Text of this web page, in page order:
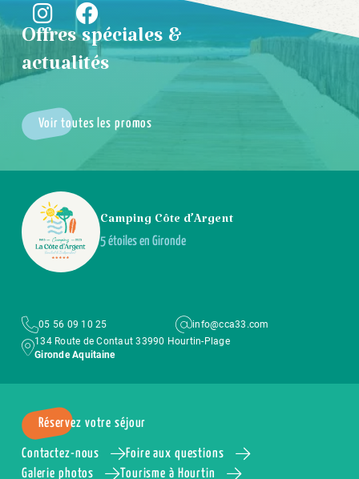
Offres spéciales &
actualités
Voir toutes les promos
Camping Côte d’Argent
5 étoiles en Gironde
05 56 09 10 25
info@cca33.com
134 Route de Contaut 33990 Hourtin-Plage
Gironde Aquitaine
Réservez votre séjour
Contactez-nous
Foire aux questions
Galerie photos
Tourisme à Hourtin